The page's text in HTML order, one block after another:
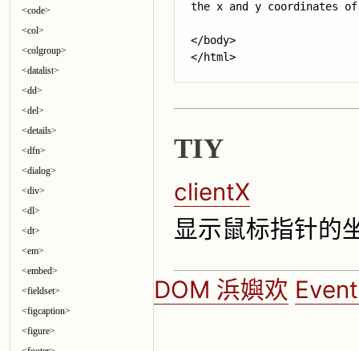
<code>
<col>
<colgroup>
<datalist>
<dd>
<del>
<details>
<dfn>
<dialog>
<div>
<dl>
<dt>
<em>
<embed>
<fieldset>
<figcaption>
<figure>
the x and y coordinates
</body>
</html>
TIY
clientX
显示鼠标指针的
DOM 浜嬩欢